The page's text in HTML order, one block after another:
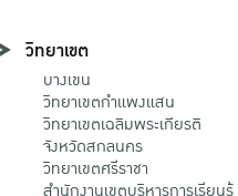
วิทยาเขต
บางเขน
วิทยาเขตกําแพงแสน
วิทยาเขตเฉลิมพระเกียรติ
จังหวัดสกลนคร
วิทยาเขตศรีราชา
สำนักงานเขตบริหารการเรียนรู้